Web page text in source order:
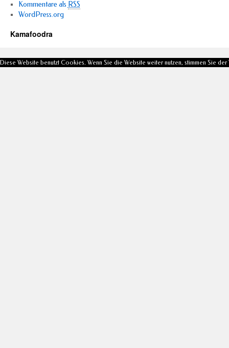
Kommentare als RSS
WordPress.org
Kamafoodra
Diese Website benutzt Cookies. Wenn Sie die Website weiter nutzen, stimmen Sie